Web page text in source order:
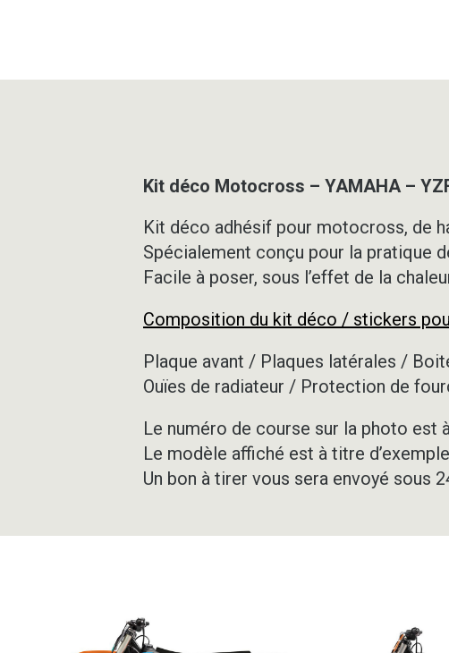
Kit déco Motocross – YAMAHA –
Kit déco adhésif pour motocross, de
Spécialement conçu pour la pratique
Facile à poser, sous l’effet de la
Composition du kit déco / stickers
Plaque avant / Plaques latérales /
Ouïes de radiateur / Protection de
Le numéro de course sur la photo est
Le modèle affiché est à titre
Un bon à tirer vous sera envoyé sous